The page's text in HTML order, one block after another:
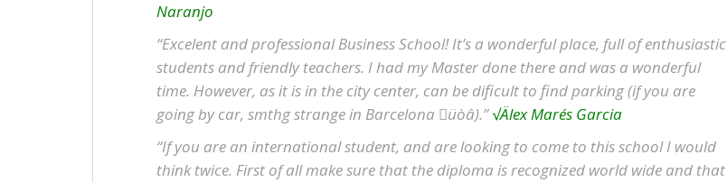
Naranjo
“Excelent and professional Business School! It’s a wonderful place, full of enthusiastic
students and friendly teachers. I had my Master done there and was a wonderful
time. However, as it is in the city center, can be dificult to find parking (if you are
going by car, smthg strange in Barcelona üòâ).”√Älex Marés Garcia
“If you are an international student, and are looking to come to this school I would
think twice. First of all make sure that the diploma is recognized world wide and that